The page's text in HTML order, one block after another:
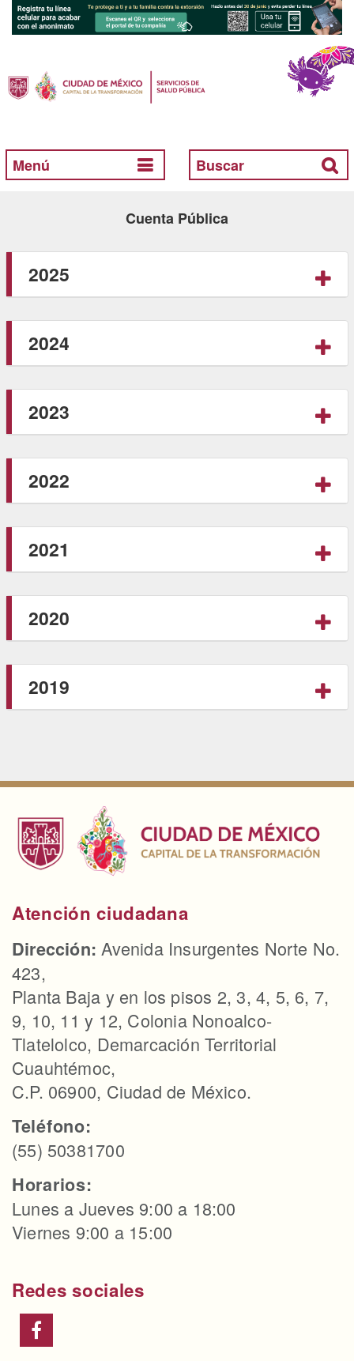
Menú Buscar
Cuenta Pública
2025
2024
2023
2022
2021
2020
2019
Atención ciudadana
Dirección: Avenida Insurgentes Norte No.
423,
Planta Baja y en los pisos 2, 3, 4, 5, 6, 7,
9, 10, 11 y 12, Colonia Nonoalco-
Tlatelolco, Demarcación Territorial
Cuauhtémoc,
C.P. 06900, Ciudad de México.
Teléfono:
(55) 50381700
Horarios:
Lunes a Jueves 9:00 a 18:00
Viernes 9:00 a 15:00
Redes sociales